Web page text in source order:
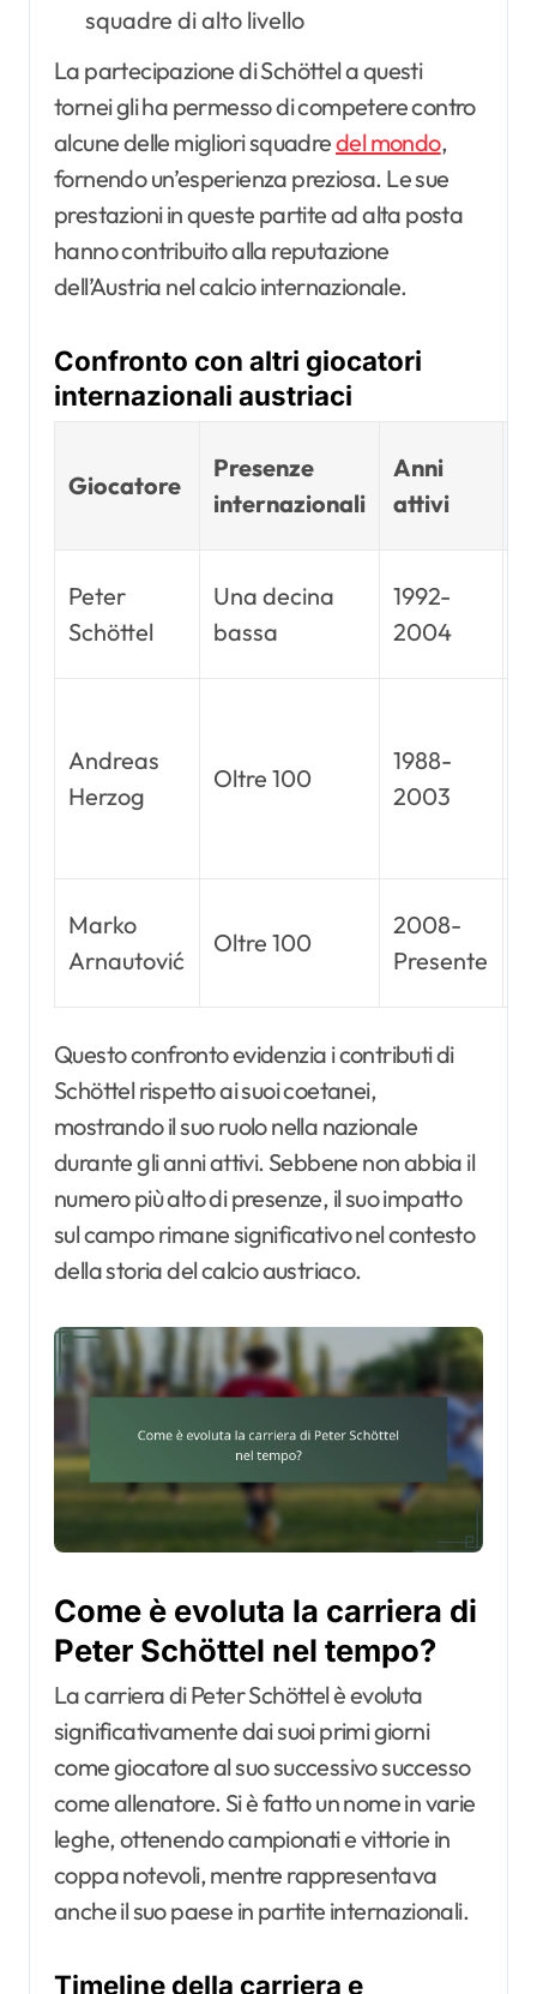
squadre di alto livello
La partecipazione di Schöttel a questi
tornei gli ha permesso di competere contro
alcune delle migliori squadredel mondo,
fornendo un’esperienza preziosa. Le sue
prestazioni in queste partite ad alta posta
hanno contribuito alla reputazione
dell’Austria nel calcio internazionale.
Confronto con altri giocatori
internazionali austriaci
Giocatore
Presenze
internazionali
Anni
attivi
Peter
Schöttel
Una decina
bassa
1992-
2004
Andreas
Herzog
Oltre 100
1988-
2003
Marko
Arnautović
Oltre 100
2008-
Presente
Questo confronto evidenzia i contributi di
Schöttel rispetto ai suoi coetanei,
mostrando il suo ruolo nella nazionale
durante gli anni attivi. Sebbene non abbia il
numero più alto di presenze, il suo impatto
sul campo rimane significativo nel contesto
della storia del calcio austriaco.
Come è evoluta la carriera di
Peter Schöttel nel tempo?
La carriera di Peter Schöttel è evoluta
significativamente dai suoi primi giorni
come giocatore al suo successivo successo
come allenatore. Si è fatto un nome in varie
leghe, ottenendo campionati e vittorie in
coppa notevoli, mentre rappresentava
anche il suo paese in partite internazionali.
Timeline della carriera e